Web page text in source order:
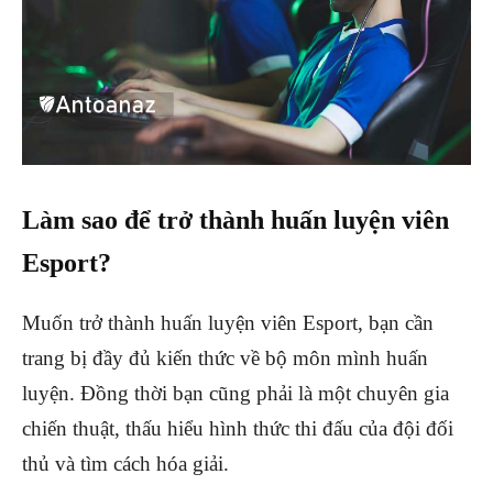
Làm sao để trở thành huấn luyện viên
Esport?
Muốn trở thành huấn luyện viên Esport, bạn cần
trang bị đầy đủ kiến thức về bộ môn mình huấn
luyện. Đồng thời bạn cũng phải là một chuyên gia
chiến thuật, thấu hiểu hình thức thi đấu của đội đối
thủ và tìm cách hóa giải.